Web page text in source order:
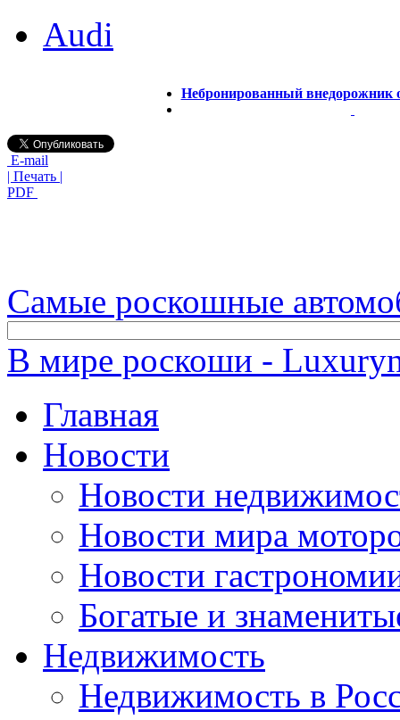
Audi
Небронированный внедорожник
E-mail
| Печать |
PDF
Самые роскошные
В мире роскоши -
Главная
Новости
Новости
Новости мира
Новости
Богатые и
Недвижимость
Недвижимость в